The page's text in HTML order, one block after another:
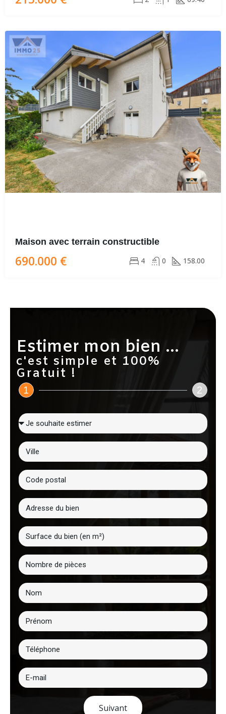
Maison avec terrain constructible
690.000 € 4 0 158.00
Estimer mon bien ...
c'est simple et 100%
Gratuit !
1 2
Suivant